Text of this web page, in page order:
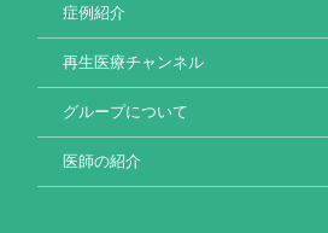
症例紹介
再生医療チャンネル
グループについて
医師の紹介